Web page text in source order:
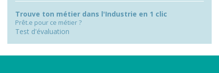
Trouve ton métier dans l'Industrie en 1 clic
Prêt.e pour ce métier ?
Test d'évaluation